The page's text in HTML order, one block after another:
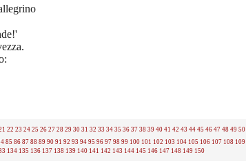
22 23 24 25 26 27 28 29 30 31 32 33 34 35 36 37 38 39 40 41 42 43 44 45 46 47 48 49 50
85 86 87 88 89 90 91 92 93 94 95 96 97 98 99 100 101 102 103 104 105 106 107 108 109
134 135 136 137 138 139 140 141 142 143 144 145 146 147 148 149 150